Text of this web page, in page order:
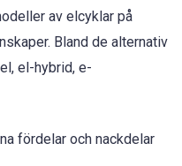
av elcyklar på
Bland de alternativ
el-hybrid, e-
fördelar och nackdelar